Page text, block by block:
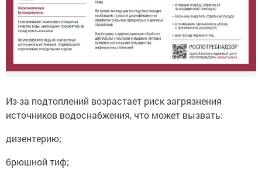
Из-за подтоплений возрастает риск загрязнения
источников водоснабжения, что может вызвать:
дизентерию;
брюшной тиф;